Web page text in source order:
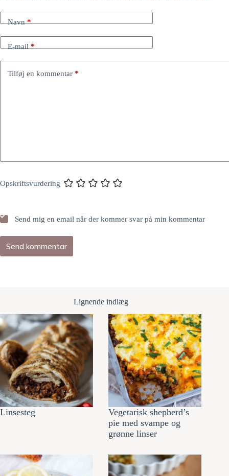
Navn*
E-mail*
Tilføj en kommentar *
Opskriftsvurdering
Send mig en email når der kommer svar på min kommentar
Send kommentar
Lignende indlæg
Linsesteg
Vegetarisk shepherd’s
pie med svampe og
grønne linser